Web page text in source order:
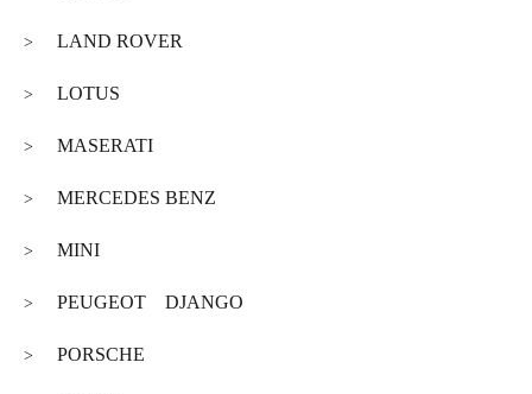
> LAND ROVER
> LOTUS
> MASERATI
> MERCEDES BENZ
> MINI
> PEUGEOT DJANGO
> PORSCHE